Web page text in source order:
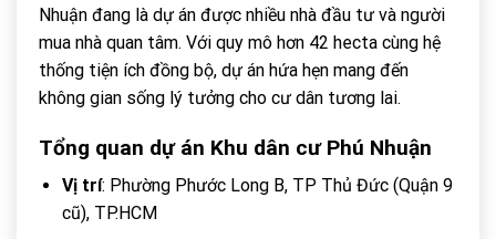
Nhuận đang là dự án được nhiều nhà đầu tư và người
mua nhà quan tâm. Với quy mô hơn 42 hecta cùng hệ
thống tiện ích đồng bộ, dự án hứa hẹn mang đến
không gian sống lý tưởng cho cư dân tương lai.
Tổng quan dự án Khu dân cư Phú Nhuận
Vị trí: Phường Phước Long B, TP Thủ Đức (Quận 9
cũ), TP.HCM